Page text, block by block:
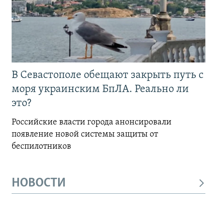
В Севастополе обещают закрыть путь с
моря украинским БпЛА. Реально ли
это?
Российские власти города анонсировали
появление новой системы защиты от
беспилотников
НОВОСТИ